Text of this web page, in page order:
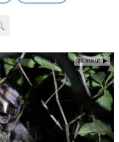
26 minut